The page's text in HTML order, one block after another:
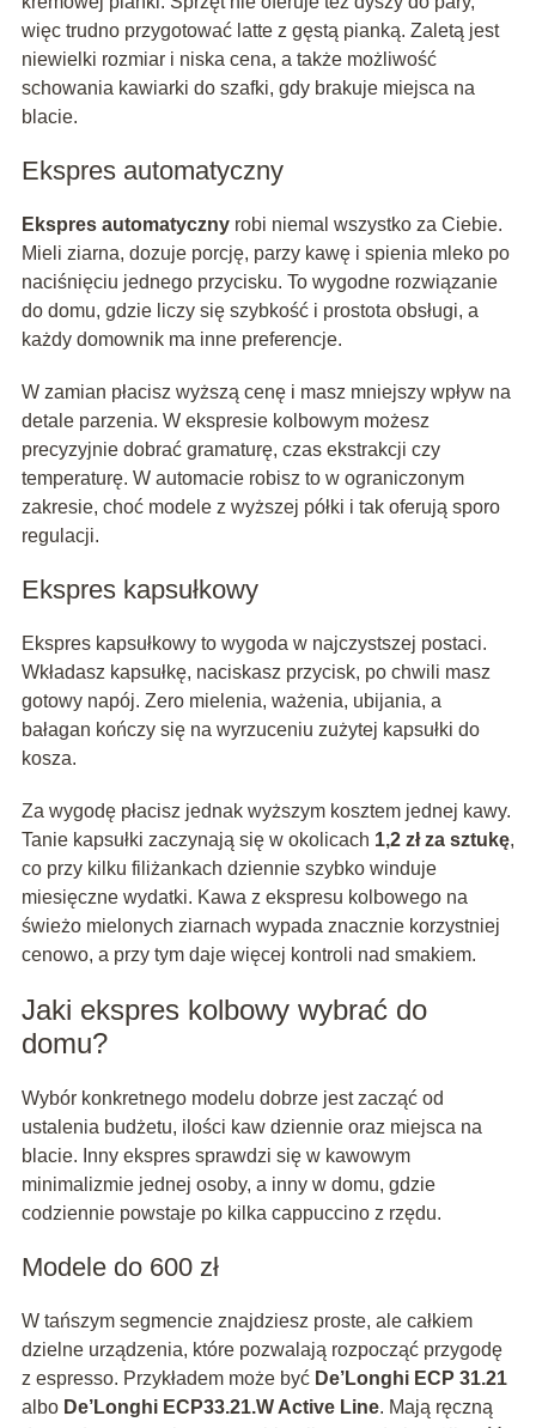
więc trudno przygotować latte z gęstą pianką. Zaletą jest
niewielki rozmiar i niska cena, a także możliwość
schowania kawiarki do szafki, gdy brakuje miejsca na
blacie.
Ekspres automatyczny
Ekspres automatycznyrobi niemal wszystko za Ciebie.
Mieli ziarna, dozuje porcję, parzy kawę i spienia mleko po
naciśnięciu jednego przycisku. To wygodne rozwiązanie
do domu, gdzie liczy się szybkość i prostota obsługi, a
każdy domownik ma inne preferencje.
W zamian płacisz wyższą cenę i masz mniejszy wpływ na
detale parzenia. W ekspresie kolbowym możesz
precyzyjnie dobrać gramaturę, czas ekstrakcji czy
temperaturę. W automacie robisz to w ograniczonym
zakresie, choć modele z wyższej półki i tak oferują sporo
regulacji.
Ekspres kapsułkowy
Ekspres kapsułkowy to wygoda w najczystszej postaci.
Wkładasz kapsułkę, naciskasz przycisk, po chwili masz
gotowy napój. Zero mielenia, ważenia, ubijania, a
bałagan kończy się na wyrzuceniu zużytej kapsułki do
kosza.
Za wygodę płacisz jednak wyższym kosztem jednej kawy.
Tanie kapsułki zaczynają się w okolicach 1,2 zł za sztukę,
co przy kilku filiżankach dziennie szybko winduje
miesięczne wydatki. Kawa z ekspresu kolbowego na
świeżo mielonych ziarnach wypada znacznie korzystniej
cenowo, a przy tym daje więcej kontroli nad smakiem.
Jaki ekspres kolbowy wybrać do
domu?
Wybór konkretnego modelu dobrze jest zacząć od
ustalenia budżetu, ilości kaw dziennie oraz miejsca na
blacie. Inny ekspres sprawdzi się w kawowym
minimalizmie jednej osoby, a inny w domu, gdzie
codziennie powstaje po kilka cappuccino z rzędu.
Modele do 600 zł
W tańszym segmencie znajdziesz proste, ale całkiem
dzielne urządzenia, które pozwalają rozpocząć przygodę
z espresso. Przykładem może być De’Longhi ECP 31.21
albo De’Longhi ECP33.21.W Active Line. Mają ręczną